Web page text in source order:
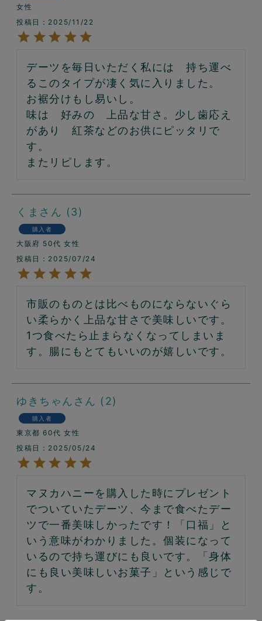
女性
投稿日
2025/11/22
デーツを毎日いただく私には　持ち運べ
るこのタイプが凄く気に入りました。
お裾分けもし易いし。
味は　好みの　上品な甘さ。少し歯応え
があり　紅茶などのお供にピッタリで
す。
またリピします。
くま 3
購入者
大阪府 50代 女性
投稿日
2025/07/24
市販のものとは比べものにならないぐら
い柔らかく上品な甘さで美味しいです。
1つ食べたら止まらなくなってしまいま
す。腸にもとてもいいのが嬉しいです。
ゆきちゃん 2
購入者
東京都 60代 女性
投稿日
2025/05/24
マヌカハニーを購入した時にプレゼント
でついていたデーツ、今まで食べたデー
ツで一番美味しかったです！「口福」と
いう意味がわかりました。個装になって
いるので持ち運びにも良いです。「身体
にも良い美味しいお菓子」という感じで
す。